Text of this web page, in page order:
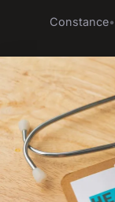
Constance•